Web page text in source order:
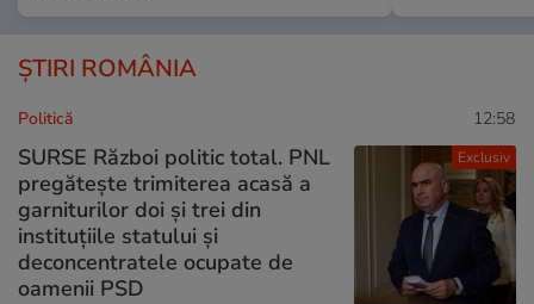
ȘTIRI ROMÂNIA
Exclusiv
Politică 12:58
SURSE Război politic total. PNL
pregătește trimiterea acasă a
garniturilor doi și trei din
instituțiile statului și
deconcentratele ocupate de
oamenii PSD